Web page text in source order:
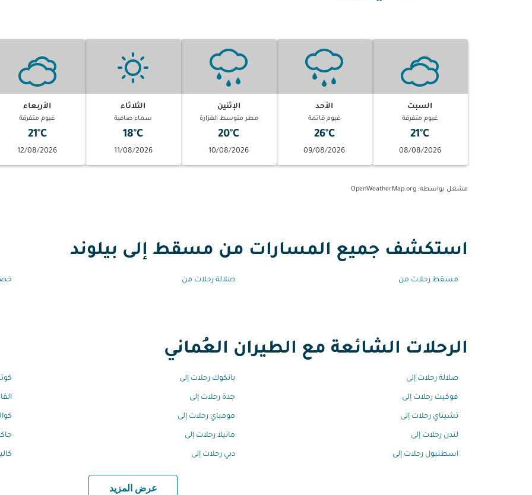
السبت
غيوم متفرقة
21°C
08/08/2026
الأحد
غيوم قاتمة
26°C
09/08/2026
الإثنين
مطر متوسط الغزارة
20°C
10/08/2026
الثلاثاء
سماء صافية
18°C
11/08/2026
الأربعاء
غيوم متفرقة
21°C
12/08/2026
مشغل بواسطة: OpenWeatherMap.org
استكشف جميع المسارات من مسقط إلى بيلوند
مسقط رحلات من صلالة رحلات من
الرحلات الشائعة مع الطيران العُماني
صلالة رحلات إلى بانكوك رحلات إلى
فوكيت رحلات إلى جدة رحلات إلى
تشيناي رحلات إلى مومباي رحلات إلى
لندن رحلات إلى مانيلا رحلات إلى
اسطنبول رحلات إلى دبي رحلات إلى
عرض المزيد